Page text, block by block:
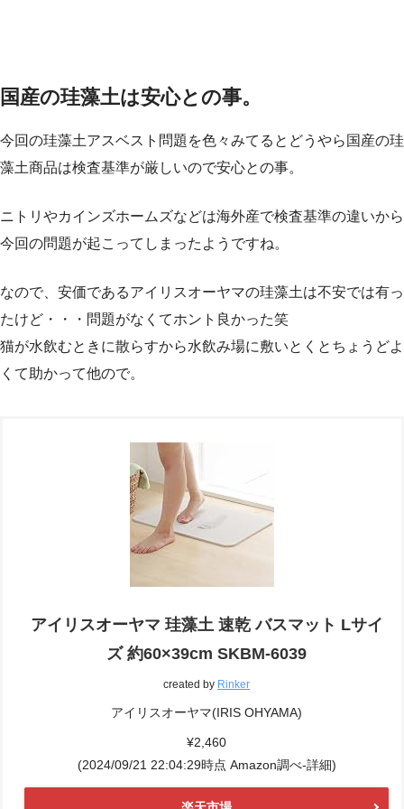
国産の珪藻土は安心との事。
今回の珪藻土アスベスト問題を色々みてるとどうやら国産の珪
藻土商品は検査基準が厳しいので安心との事。
ニトリやカインズホームズなどは海外産で検査基準の違いから
今回の問題が起こってしまったようですね。
なので、安価であるアイリスオーヤマの珪藻土は不安では有っ
たけど・・・問題がなくてホント良かった笑
猫が水飲むときに散らすから水飲み場に敷いとくとちょうどよ
くて助かって他ので。
アイリスオーヤマ 珪藻土 速乾 バスマット Lサイ
ズ 約60×39cm SKBM-6039
created by Rinker
アイリスオーヤマ(IRIS OHYAMA)
¥2,460
(2024/09/21 22:04:29時点 Amazon調べ-詳細)